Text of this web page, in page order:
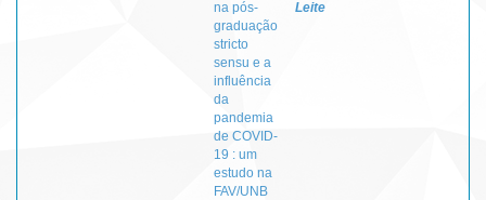
na pós-
graduação
stricto
sensu e a
influência
da
pandemia
de COVID-
19 : um
estudo na
FAV/UNB
Leite